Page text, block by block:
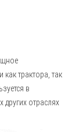
как трактора, так
в
других отраслях